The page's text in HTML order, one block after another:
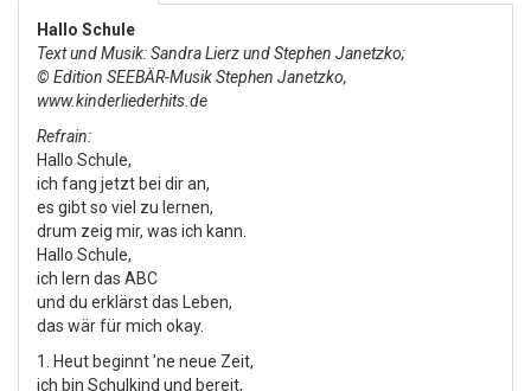
Hallo Schule
Text und Musik: Sandra Lierz und Stephen Janetzko;
© Edition SEEBÄR-Musik Stephen Janetzko,
www.kinderliederhits.de
Refrain:
Hallo Schule,
ich fang jetzt bei dir an,
es gibt so viel zu lernen,
drum zeig mir, was ich kann.
Hallo Schule,
ich lern das ABC
und du erklärst das Leben,
das wär für mich okay.
1. Heut beginnt 'ne neue Zeit,
ich bin Schulkind und bereit,